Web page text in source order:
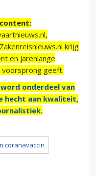
krijg
en jarenlange
geeft.
onderdeel van
hecht aan kwaliteit,
coranavaccin